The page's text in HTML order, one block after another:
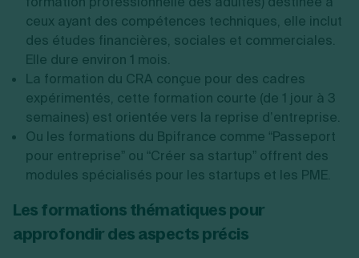
ceux ayant des compétences techniques, elle inclut
des études financières, sociales et commerciales.
Elle dure environ 1 mois.
La formation du CRA conçue pour des cadres
expérimentés, cette formation courte (de 1 jour à 3
semaines) est orientée vers la reprise d’entreprise.
Ou les formations du Bpifrance comme “Passeport
pour entreprise” ou “Créer sa startup” offrent des
modules spécialisés pour les startups et les PME.
Les formations thématiques pour
approfondir des aspects précis